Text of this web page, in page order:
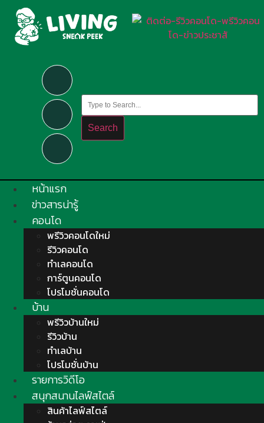
Search
หน้าแรก
ข่าวสารน่ารู้
คอนโด
พรีวิวคอนโดใหม่
รีวิวคอนโด
ทำเลคอนโด
การ์ตูนคอนโด
โปรโมชั่นคอนโด
บ้าน
พรีวิวบ้านใหม่
รีวิวบ้าน
ทำเลบ้าน
โปรโมชั่นบ้าน
รายการวิดีโอ
สนุกสนานไลฟ์สไตล์
สินค้าไลฟ์สไตล์